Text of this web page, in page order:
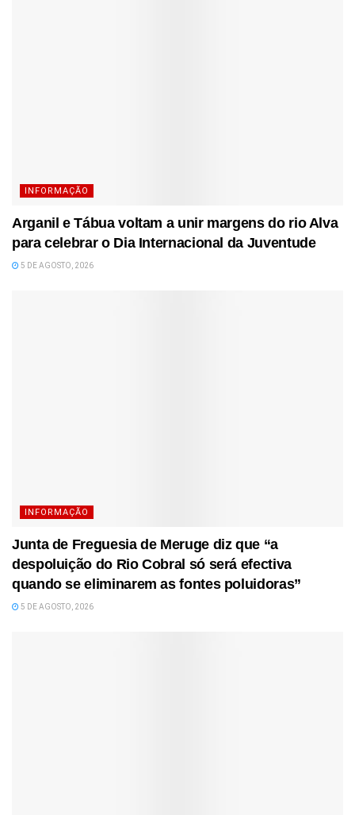
INFORMAÇÃO
Arganil e Tábua voltam a unir margens do rio Alva
para celebrar o Dia Internacional da Juventude
5 DE AGOSTO, 2026
INFORMAÇÃO
Junta de Freguesia de Meruge diz que “a
despoluição do Rio Cobral só será efectiva
quando se eliminarem as fontes poluidoras”
5 DE AGOSTO, 2026